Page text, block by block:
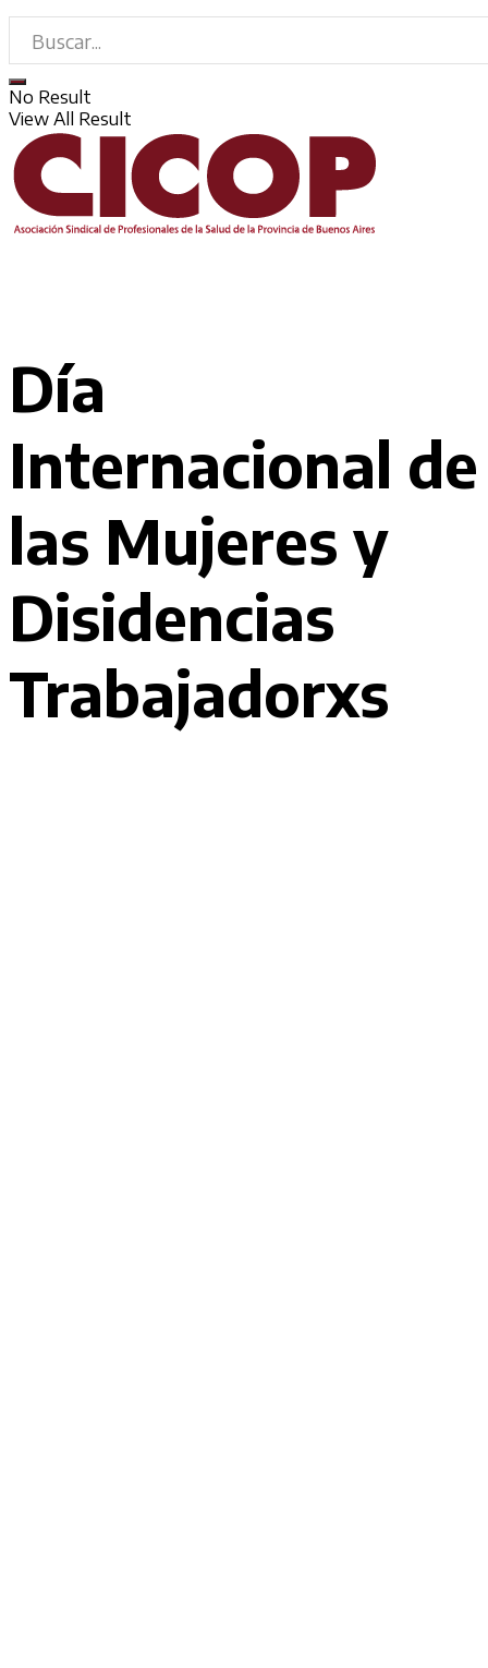
No Result
View All Result
Día
Internacional de
las Mujeres y
Disidencias
Trabajadorxs